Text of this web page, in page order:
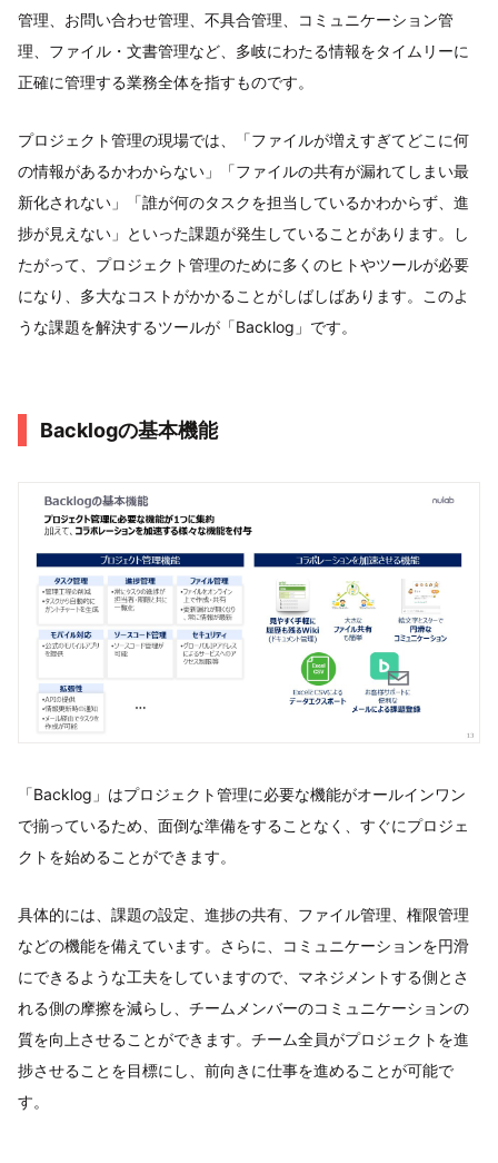
管理、お問い合わせ管理、不具合管理、コミュニケーション管
理、ファイル・文書管理など、多岐にわたる情報をタイムリーに
正確に管理する業務全体を指すものです。
プロジェクト管理の現場では、「ファイルが増えすぎてどこに何
の情報があるかわからない」「ファイルの共有が漏れてしまい最
新化されない」「誰が何のタスクを担当しているかわからず、進
捗が見えない」といった課題が発生していることがあります。し
たがって、プロジェクト管理のために多くのヒトやツールが必要
になり、多大なコストがかかることがしばしばあります。このよ
うな課題を解決するツールが「Backlog」です。
Backlogの基本機能
「Backlog」はプロジェクト管理に必要な機能がオールインワン
で揃っているため、面倒な準備をすることなく、すぐにプロジェ
クトを始めることができます。
具体的には、課題の設定、進捗の共有、ファイル管理、権限管理
などの機能を備えています。さらに、コミュニケーションを円滑
にできるような工夫をしていますので、マネジメントする側とさ
れる側の摩擦を減らし、チームメンバーのコミュニケーションの
質を向上させることができます。チーム全員がプロジェクトを進
捗させることを目標にし、前向きに仕事を進めることが可能で
す。